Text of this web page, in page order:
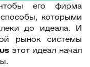
его фирма
которыми
до идеала. И
рынок системы
этот идеал начал